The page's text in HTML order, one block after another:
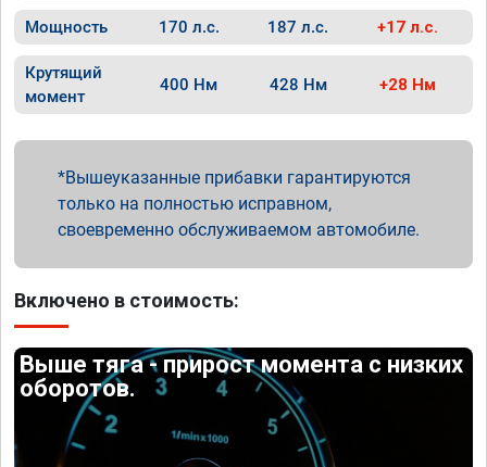
Мощность 170 л.с. 187 л.с. +17 л.с.
Крутящий
момент
400 Нм 428 Нм +28 Нм
Вышеуказанные прибавки гарантируются
только на полностью исправном,
своевременно обслуживаемом автомобиле.
Включено в стоимость:
Выше тяга - прирост момента с низких
оборотов.